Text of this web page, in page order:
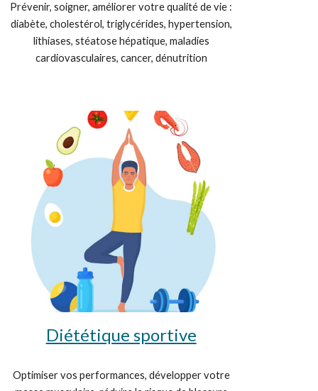
Prévenir, soigner, améliorer votre qualité de vie :
diabète, cholestérol, triglycérides, hypertension,
lithiases, stéatose hépatique, maladies
cardiovasculaires, cancer, dénutrition
Diététique sportive
Optimiser vos performances, développer votre